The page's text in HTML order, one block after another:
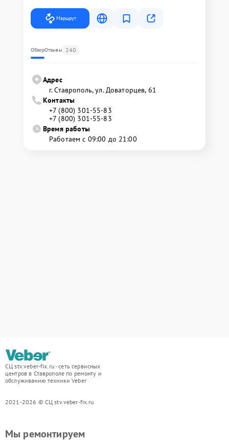
Маршрут
ОбзорОтзывы 240
Адрес
г. Ставрополь, ул. Доваторцев, 61
Контакты
+7 (800) 301-55-83
+7 (800) 301-55-83
Время работы
Работаем с 09:00 до 21:00
СЦ stv.veber-fix.ru - сеть сервисных
центров в Ставрополе по ремонту и
обслуживанию техники Veber
2021-2026 © СЦ stv.veber-fix.ru
Мы ремонтируем